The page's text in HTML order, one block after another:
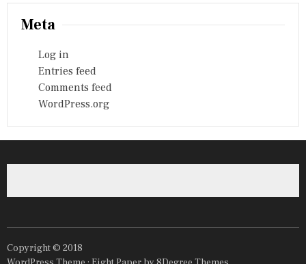
Meta
Log in
Entries feed
Comments feed
WordPress.org
Copyright © 2018